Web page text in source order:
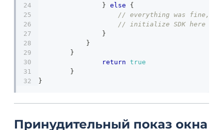
} else
{
// everything was fine,
// initialize SDK here
}
}
}
return true
}
}
Принудительный показ окна